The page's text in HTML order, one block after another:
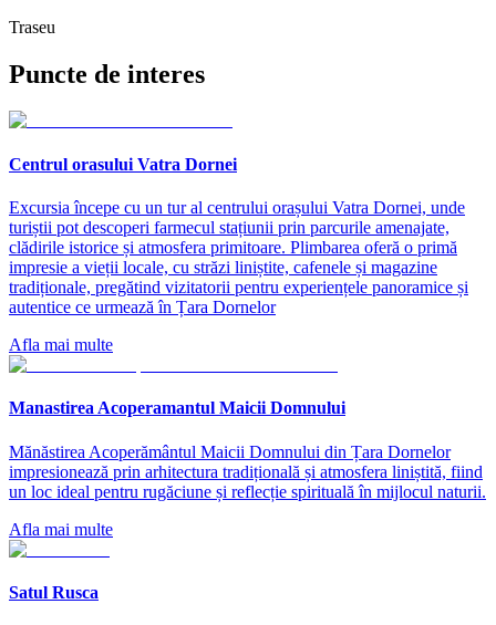
Traseu
Puncte de interes
Centrul orasului Vatra Dornei
Excursia începe cu un tur al centrului orașului Vatra Dornei, unde
turiștii pot descoperi farmecul stațiunii prin parcurile amenajate,
clădirile istorice și atmosfera primitoare. Plimbarea oferă o primă
impresie a vieții locale, cu străzi liniștite, cafenele și magazine
tradiționale, pregătind vizitatorii pentru experiențele panoramice și
autentice ce urmează în Țara Dornelor
Afla mai multe
Manastirea Acoperamantul Maicii Domnului
Mănăstirea Acoperământul Maicii Domnului din Țara Dornelor
impresionează prin arhitectura tradițională și atmosfera liniștită, fiind
un loc ideal pentru rugăciune și reflecție spirituală în mijlocul naturii.
Afla mai multe
Satul Rusca